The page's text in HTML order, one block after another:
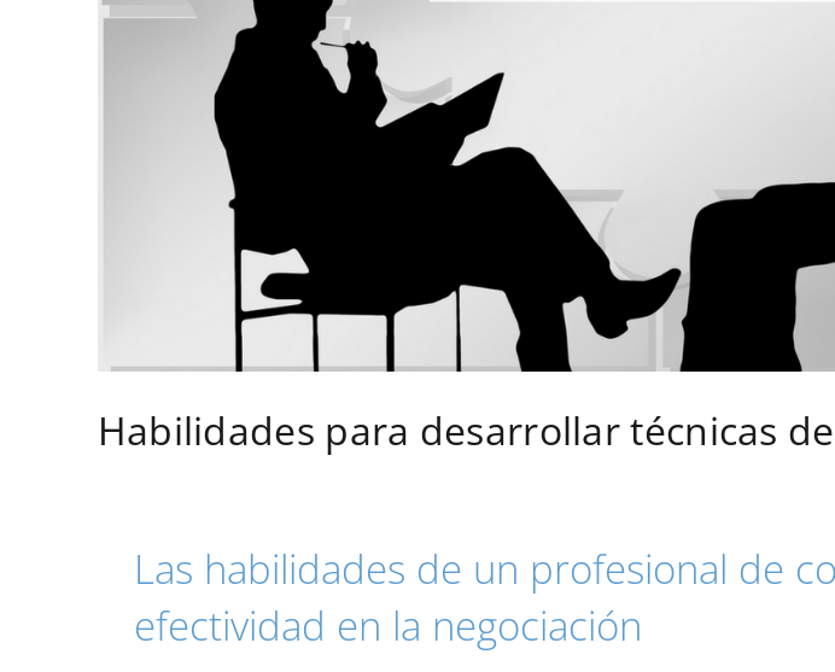
Habilidades para desarrollar técnicas
Las habilidades de un profesional de
efectividad en la negociación